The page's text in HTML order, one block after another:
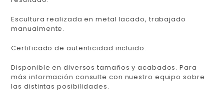
Escultura realizada en metal lacado, trabajado
manualmente.
Certificado de autenticidad incluido.
Disponible en diversos tamaños y acabados. Para
más información consulte con nuestro equipo sobre
las distintas posibilidades.